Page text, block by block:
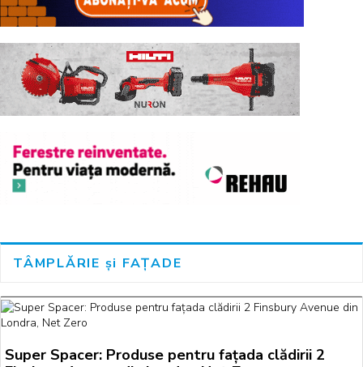
TÂMPLĂRIE și FAȚADE
Super Spacer: Produse pentru fațada clădirii 2